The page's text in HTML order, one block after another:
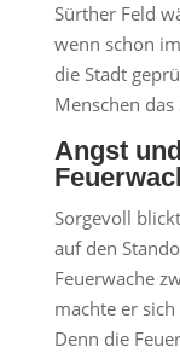
Sürther Feld
wenn schon
die Stadt
Menschen
Angst
Sorgevoll
auf den
Feuerwache
machte er
Denn die